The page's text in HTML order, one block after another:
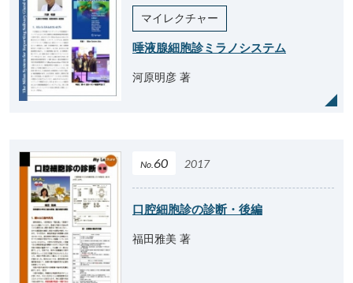
マイレクチャー
唾液腺細胞診ミラノシステム
河原明彦 著
No. 60 2017
口腔細胞診の診断・後編
福田雅美 著